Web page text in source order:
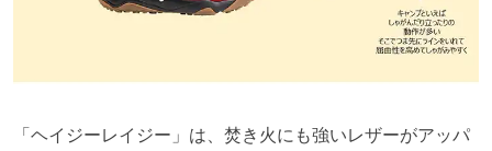
「ヘイジーレイジー」は、焚き火にも強いレザーがアッパ